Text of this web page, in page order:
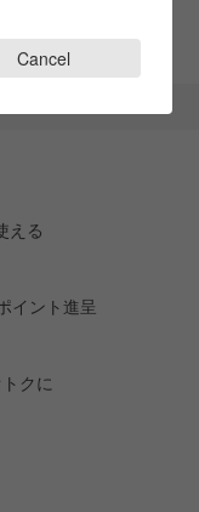
える
イント進呈
クに
Cancel